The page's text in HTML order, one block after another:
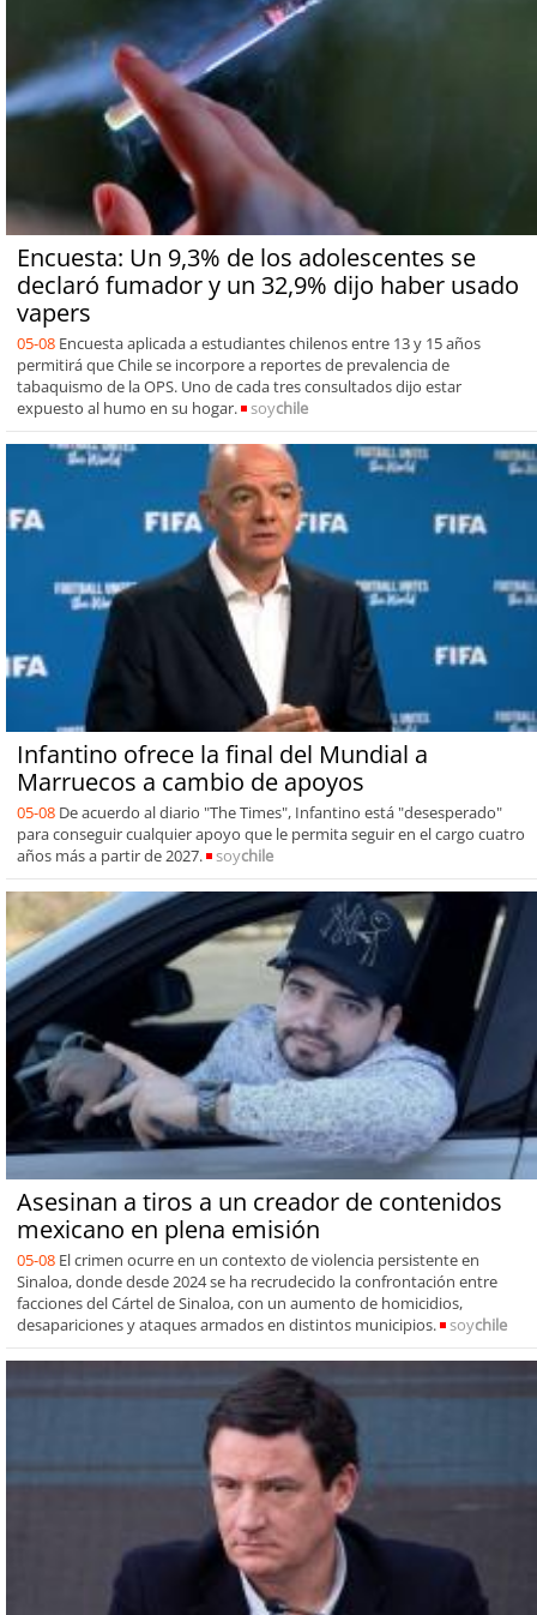
Encuesta: Un 9,3% de los adolescentes se
declaró fumador y un 32,9% dijo haber usado
vapers
05-08 Encuesta aplicada a estudiantes chilenos entre 13 y 15 años
permitirá que Chile se incorpore a reportes de prevalencia de
tabaquismo de la OPS. Uno de cada tres consultados dijo estar
expuesto al humo en su hogar.
soychile
Infantino ofrece la final del Mundial a
Marruecos a cambio de apoyos
05-08 De acuerdo al diario "The Times", Infantino está "desesperado"
para conseguir cualquier apoyo que le permita seguir en el cargo cuatro
años más a partir de 2027.
soychile
Asesinan a tiros a un creador de contenidos
mexicano en plena emisión
05-08 El crimen ocurre en un contexto de violencia persistente en
Sinaloa, donde desde 2024 se ha recrudecido la confrontación entre
facciones del Cártel de Sinaloa, con un aumento de homicidios,
desapariciones y ataques armados en distintos municipios.
soychile